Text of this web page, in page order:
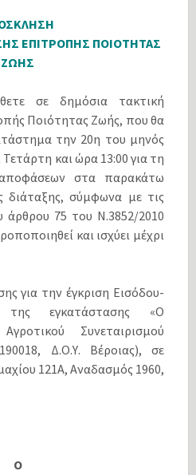
ΕΠΙΤΡΟΠΗΣ ΠΟΙΟΤΗΤΑΣ
ΖΩΗΣ
σε δημόσια τακτική
Ποιότητας Ζωής, που θα
την 20η του μηνός
Τετάρτη και ώρα 13:00 για τη
στα παρακάτω
διάταξης, σύμφωνα με τις
άρθρου 75 του Ν.3852/2010
και ισχύει μέχρι
για την έγκριση Εισόδου-
εγκατάστασης «Ο
Συνεταιρισμού
Δ.Ο.Υ. Βέροιας), σε
121Α, Αναδασμός 1960,
O